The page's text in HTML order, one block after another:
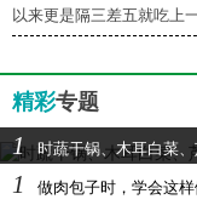
以来更是隔三差五就吃上
精彩专题
1 时蔬干锅、木耳白菜
1 做肉包子时，学会这样